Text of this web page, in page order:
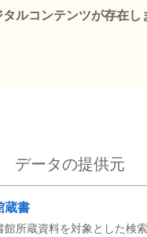
ルコンテンツが存在し
データの提供元
蔵書
所蔵資料を対象とした検